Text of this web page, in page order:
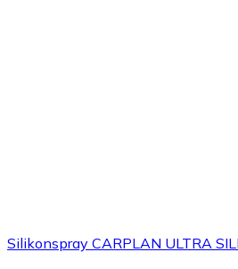
Silikonspray CARPLAN ULTRA